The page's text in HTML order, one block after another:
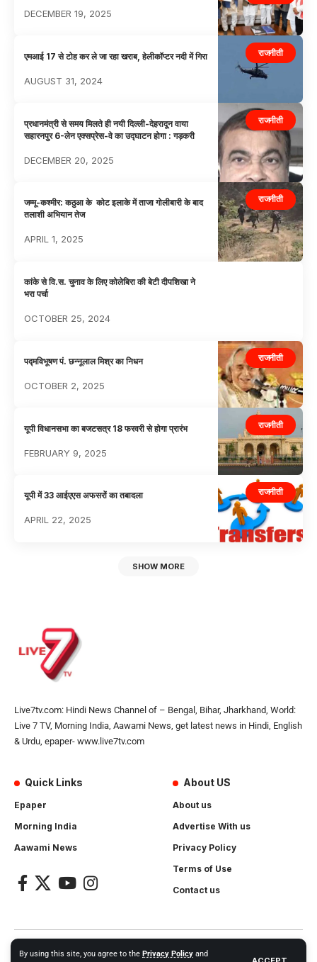
By using this site, you agree to the Privacy Policy and
DECEMBER 19, 2025
राजनीती
एमआई 17 से टोह कर ले जा रहा खराब, हेलीकॉप्टर नदी में गिरा
AUGUST 31, 2024
राजनीती
प्रधानमंत्री से समय मिलते ही नयी दिल्ली-देहरादून वाया
सहारनपुर 6-लेन एक्सप्रेस-वे का उद्घाटन होगा : गड़करी
DECEMBER 20, 2025
राजनीती
जम्मू-कश्मीर: कठुआ के कोट इलाके में ताजा गोलीबारी के बाद
तलाशी अभियान तेज
APRIL 1, 2025
कांके से वि.स. चुनाव के लिए कोलेबिरा की बेटी दीपशिखा ने
भरा पर्चा
OCTOBER 25, 2024
राजनीती
पद्मविभूषण पं. छन्नूलाल मिश्र का निधन
OCTOBER 2, 2025
राजनीती
यूपी विधानसभा का बजटसत्र 18 फरवरी से होगा प्रारंभ
FEBRUARY 9, 2025
राजनीती
यूपी में 33 आईएएस अफसरों का तबादला
APRIL 22, 2025
SHOW MORE
Live7tv.com: Hindi News Channel of – Bengal, Bihar, Jharkhand, World:
Live 7 TV, Morning India, Aawami News, get latest news in Hindi, English
& Urdu, epaper- www.live7tv.com
Quick Links
Epaper
Morning India
Aawami News
About US
About us
Advertise With us
Privacy Policy
Terms of Use
Contact us
2024- All Rights Reserved.Live 7 tv. Website Created by and